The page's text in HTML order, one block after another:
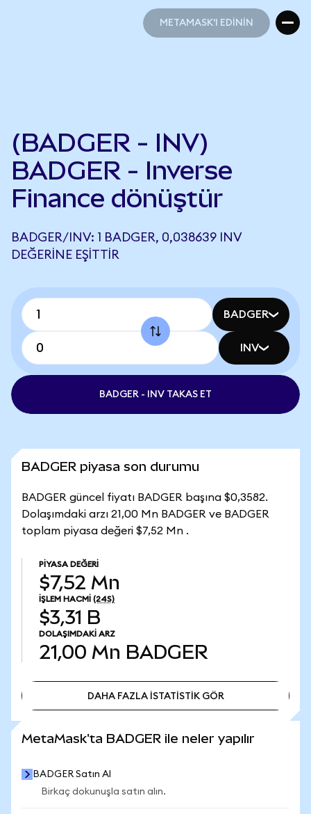
METAMASK'I EDİNİN
(BADGER - INV)
BADGER - Inverse
Finance dönüştür
BADGER/INV: 1 BADGER, 0,038639 INV
DEĞERINE EŞITTIR
BADGER
INV
BADGER - INV TAKAS ET
BADGER piyasa son durumu
BADGER güncel fiyatı BADGER başına $0,3582.
Dolaşımdaki arzı 21,00 Mn BADGER ve BADGER
toplam piyasa değeri $7,52 Mn .
PIYASA DEĞERI
$7,52 Mn
İŞLEM HACMI (24S)
$3,31 B
DOLAŞIMDAKI ARZ
21,00 Mn BADGER
DAHA FAZLA İSTATİSTİK GÖR
MetaMask'ta BADGER ile neler yapılır
BADGER Satın Al
Birkaç dokunuşla satın alın.